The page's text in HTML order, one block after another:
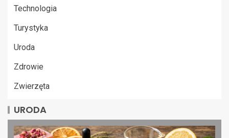
Technologia
Turystyka
Uroda
Zdrowie
Zwierzęta
URODA